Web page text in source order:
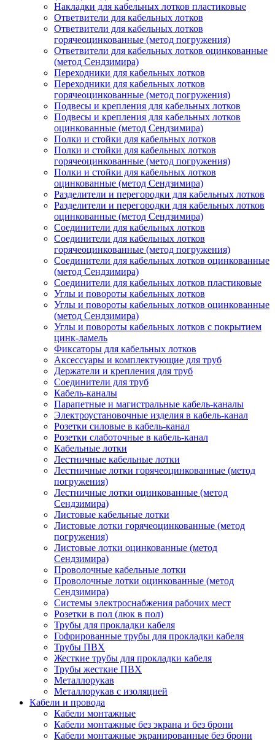
Накладки для кабельных лотков пластиковые
Ответвители для кабельных лотков
Ответвители для кабельных лотков
горячеоцинкованные (метод погружения)
Ответвители для кабельных лотков оцинкованные
(метод Сендзимира)
Переходники для кабельных лотков
Переходники для кабельных лотков
горячеоцинкованные (метод погружения)
Подвесы и крепления для кабельных лотков
Подвесы и крепления для кабельных лотков
оцинкованные (метод Сендзимира)
Полки и стойки для кабельных лотков
Полки и стойки для кабельных лотков
горячеоцинкованные (метод погружения)
Полки и стойки для кабельных лотков
оцинкованные (метод Сендзимира)
Разделители и перегородки для кабельных лотков
Разделители и перегородки для кабельных лотков
оцинкованные (метод Сендзимира)
Соединители для кабельных лотков
Соединители для кабельных лотков
горячеоцинкованные (метод погружения)
Соединители для кабельных лотков оцинкованные
(метод Сендзимира)
Соединители для кабельных лотков пластиковые
Углы и повороты кабельных лотков
Углы и повороты кабельных лотков оцинкованные
(метод Сендзимира)
Углы и повороты кабельных лотков с покрытием
цинк-ламель
Фиксаторы для кабельных лотков
Аксессуары и комплектующие для труб
Держатели и крепления для труб
Соединители для труб
Кабель-каналы
Парапетные и магистральные кабель-каналы
Электроустановочные изделия в кабель-канал
Розетки силовые в кабель-канал
Розетки слаботочные в кабель-канал
Кабельные лотки
Лестничные кабельные лотки
Лестничные лотки горячеоцинкованные (метод
погружения)
Лестничные лотки оцинкованные (метод
Сендзимира)
Листовые кабельные лотки
Листовые лотки горячеоцинкованные (метод
погружения)
Листовые лотки оцинкованные (метод
Сендзимира)
Проволочные кабельные лотки
Проволочные лотки оцинкованные (метод
Сендзимира)
Системы электроснабжения рабочих мест
Розетки в пол (люк в пол)
Трубы для прокладки кабеля
Гофрированные трубы для прокладки кабеля
Трубы ПВХ
Жесткие трубы для прокладки кабеля
Трубы жесткие ПВХ
Металлорукав
Металлорукав с изоляцией
Кабели и провода
Кабели монтажные
Кабели монтажные без экрана и без брони
Кабели монтажные экранированные без брони